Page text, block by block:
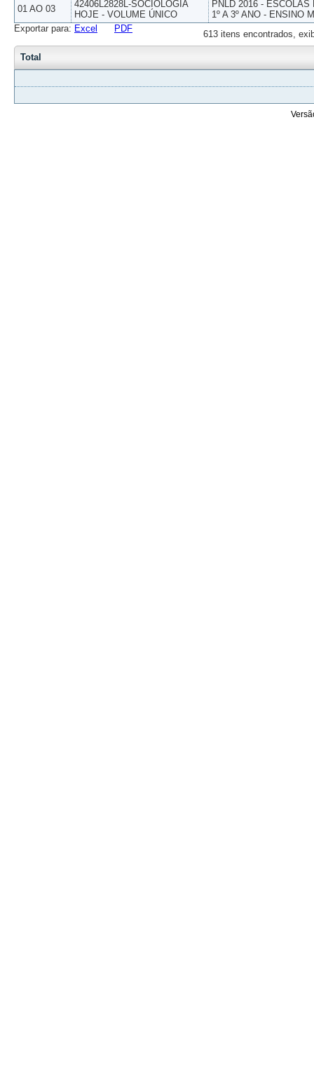
01 AO 03
42406L2828L-SOCIOLOGIA
HOJE - VOLUME ÚNICO
PNLD 2016 -
1º A 3º ANO - ENSINO
613 itens encontrados,
Exportar para: Excel PDF
Total